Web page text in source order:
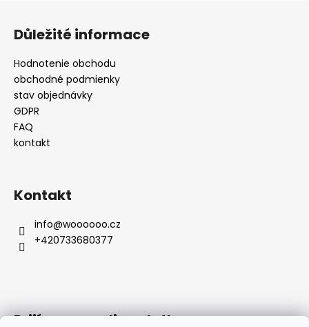
Důležité informace
Hodnotenie obchodu
obchodné podmienky
stav objednávky
GDPR
FAQ
kontakt
Kontakt
info@woooooo.cz
+420733680377
Prijímame online platby